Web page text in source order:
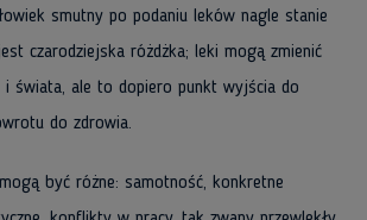
smutny po podaniu leków nagle stanie
czarodziejska różdżka; leki mogą zmienić
i świata, ale to dopiero punkt wyjścia do
do zdrowia.
być różne: samotność, konkretne